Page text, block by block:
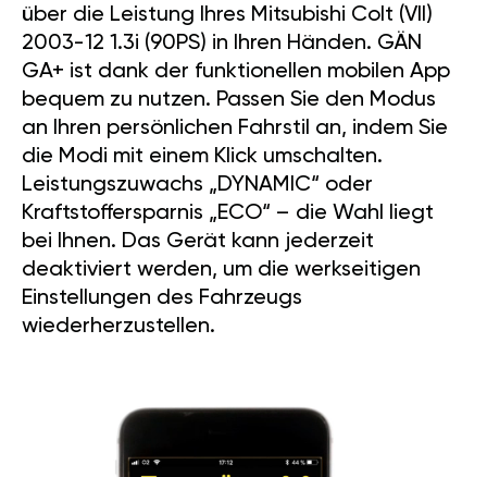
über die Leistung Ihres Mitsubishi Colt (VII)
2003-12 1.3i (90PS) in Ihren Händen. GÄN
GA+ ist dank der funktionellen mobilen App
bequem zu nutzen. Passen Sie den Modus
an Ihren persönlichen Fahrstil an, indem Sie
die Modi mit einem Klick umschalten.
Leistungszuwachs „DYNAMIC“ oder
Kraftstoffersparnis „ECO“ – die Wahl liegt
bei Ihnen. Das Gerät kann jederzeit
deaktiviert werden, um die werkseitigen
Einstellungen des Fahrzeugs
wiederherzustellen.